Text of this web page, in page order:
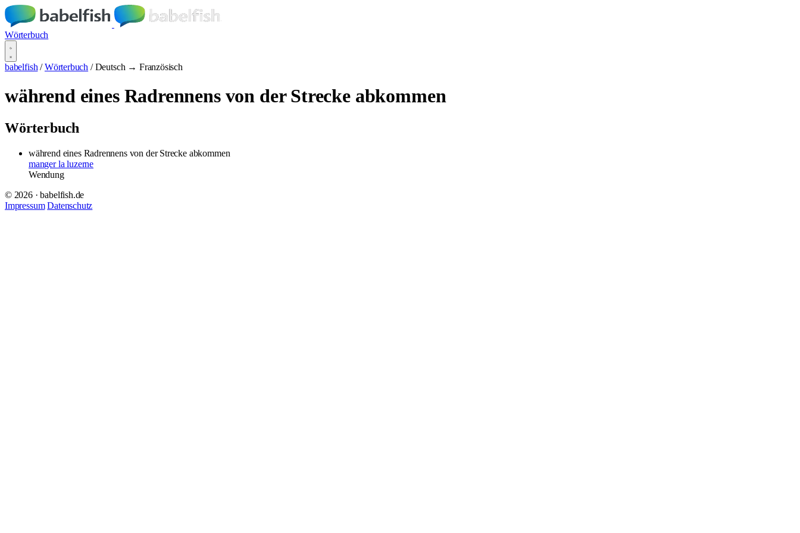
Wörterbuch
babelfish / Wörterbuch / Deutsch → Französisch
während eines Radrennens von der Strecke abkommen
Wörterbuch
während eines Radrennens von der Strecke abkommen
manger la luzerne
Wendung
© 2026 · babelfish.de
Impressum Datenschutz